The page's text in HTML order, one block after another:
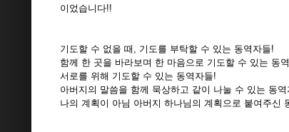
이었습니다!!
기도할 수 없을 때, 기도를 부탁할 수 있는 동역자들!
함께 한 곳을 바라보며 한 마음으로 기도할 수 있는 동
서로를 위해 기도할 수 있는 동역자들!
아버지의 말씀을 함께 묵상하고 같이 나눌 수 있는 동역
나의 계획이 아님 아버지 하나님의 계획으로 붙여주신